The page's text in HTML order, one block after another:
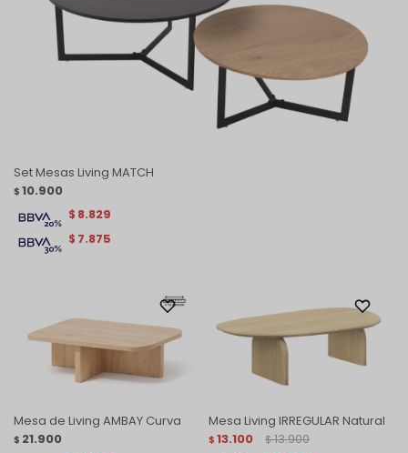
Set Mesas Living MATCH
$ 10.900
$ 7.875
$ 8.829
Mesa de Living AMBAY Curva
$ 21.900
Mesa Living IRREGULAR Natural
$ 13.100 $ 13.900